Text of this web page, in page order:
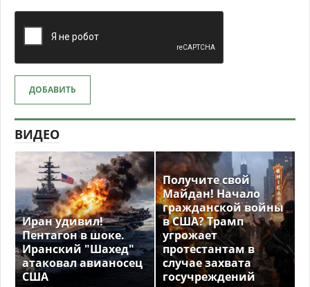
ДОБАВИТЬ
ВИДЕО
Иран удивил!
Пентагон в шоке.
Иранский "Шахед"
атаковал авианосец
США
Получите свой
Майдан! Начало
гражданской войны
в США? Трамп
угрожает
протестантам в
случае захвата
госучреждений